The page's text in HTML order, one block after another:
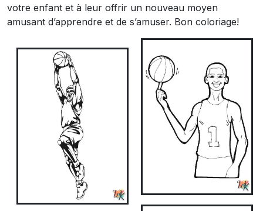
votre enfant et à leur offrir un nouveau moyen
amusant d’apprendre et de s’amuser. Bon coloriage!